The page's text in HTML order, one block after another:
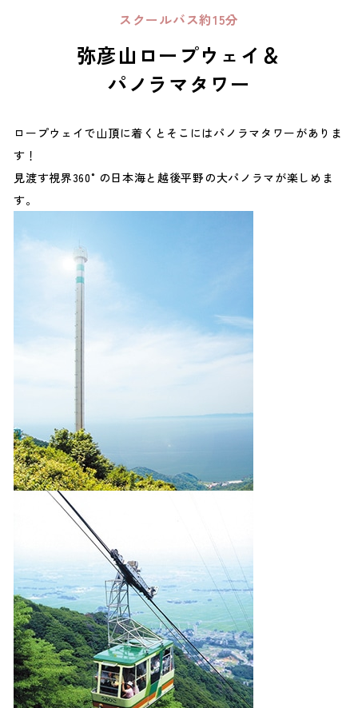
スクールバス約15分
弥彦山ロープウェイ＆
パノラマタワー
ロープウェイで山頂に着くとそこにはパノラマタワーがありま
す！
見渡す視界360°の日本海と越後平野の大パノラマが楽しめま
す。